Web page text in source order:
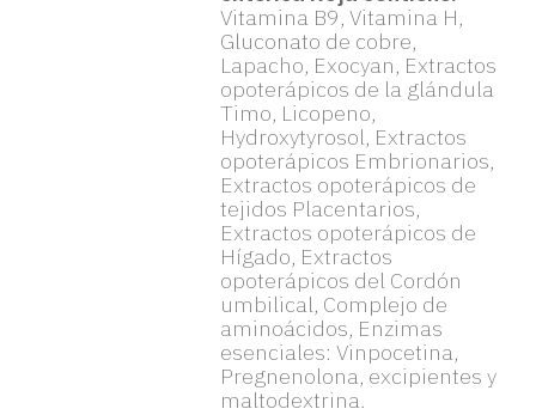
Vitamina B9, Vitamina H,
Gluconato de cobre,
Lapacho, Exocyan, Extractos
opoterápicos de la glándula
Timo, Licopeno,
Hydroxytyrosol, Extractos
opoterápicos Embrionarios,
Extractos opoterápicos de
tejidos Placentarios,
Extractos opoterápicos de
Hígado, Extractos
opoterápicos del Cordón
umbilical, Complejo de
aminoácidos, Enzimas
esenciales: Vinpocetina,
Pregnenolona, excipientes y
maltodextrina.